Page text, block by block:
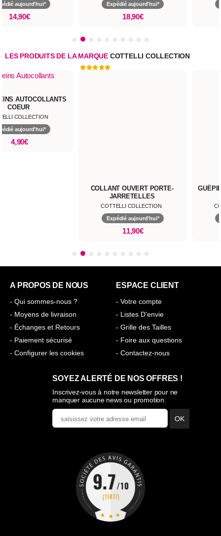
aujourd'hui*
14,90€
Expédié aujourd'hui*
18,90€
LES PRODUITS DE LA MARQUE COTTELLI COLLECTION
AUTOCOLLANTS
COEUR
COLLECTION
aujourd'hui*
4,90€
COLLANT OUVERT PORTE-
JARRETELLES
COTTELLI COLLECTION
Expédié aujourd'hui*
11,90€
A PROPOS DE NOUS
- Qui sommes-nous ?
- Moyens de livraison
- Échanges et Retours
- Paiement sécurisé
- Configurer les cookies
ESPACE CLIENT
- Votre compte
- Listes D'envie
- Grille des Tailles
- Foire aux questions
- Contactez-nous
SOYEZ ALERTÉ DE NOS OFFRES !
Inscrivez-vous à notre newsletter pour ne
manquer aucune news ou promotion.
OK